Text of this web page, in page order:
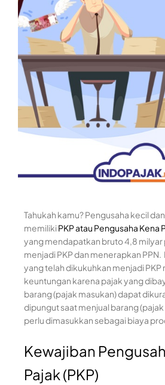
Tahukah kamu? Pengusaha kecil
memiliki PKP atau Pengusaha Kena
yang mendapatkan bruto 4,8 milyar
menjadi PKP dan menerapkan PPN.
yang telah dikukuhkan menjadi
keuntungan karena pajak yang
barang (pajak masukan) dapat
dipungut saat menjual barang
perlu dimasukkan sebagai biaya
Kewajiban
Pajak (PKP)